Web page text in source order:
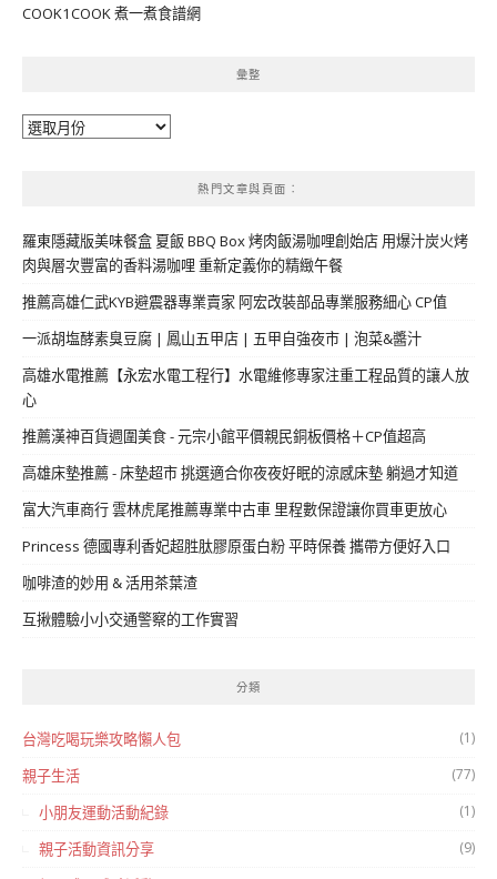
COOK1COOK 煮一煮食譜網
彙整
彙
熱門文章與頁面︰
羅東隱藏版美味餐盒 夏飯 BBQ Box 烤肉飯湯咖哩創始店 用爆汁炭火烤
肉與層次豐富的香料湯咖哩 重新定義你的精緻午餐
推薦高雄仁武KYB避震器專業賣家 阿宏改裝部品專業服務細心 CP值
一派胡塩酵素臭豆腐 | 鳳山五甲店 | 五甲自強夜市 | 泡菜&醬汁
高雄水電推薦【永宏水電工程行】水電維修專家注重工程品質的讓人放
心
推薦漢神百貨週圍美食 - 元宗小館平價親民銅板價格＋CP值超高
高雄床墊推薦 - 床墊超市 挑選適合你夜夜好眠的涼感床墊 躺過才知道
富大汽車商行 雲林虎尾推薦專業中古車 里程數保證讓你買車更放心
Princess 德國專利香妃超胜肽膠原蛋白粉 平時保養 攜帶方便好入口
咖啡渣的妙用 & 活用茶葉渣
互揪體驗小小交通警察的工作實習
分類
台灣吃喝玩樂攻略懶人包 (1)
親子生活 (77)
小朋友運動活動紀錄 (1)
親子活動資訊分享 (9)